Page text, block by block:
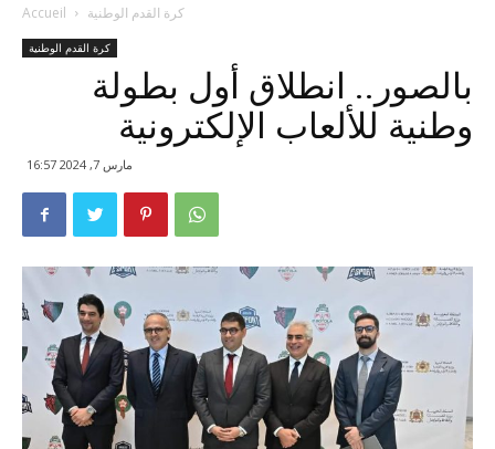
Accueil كرة القدم الوطنية
كرة القدم الوطنية
بالصور.. انطلاق أول بطولة
وطنية للألعاب الإلكترونية
مارس 7, 2024 16:57